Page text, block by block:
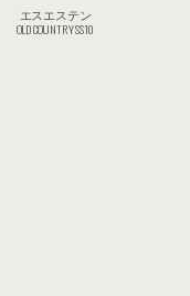
エスエステン
OLD COUNTRY SS10